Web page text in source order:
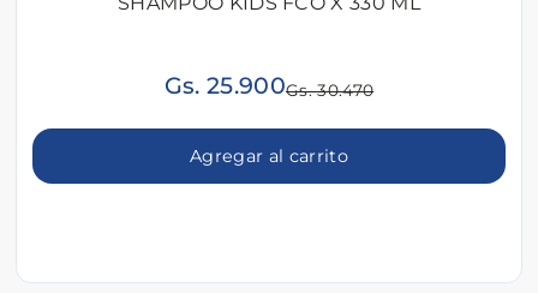
Gs. 25.900Gs. 30.470
Agregar al carrito